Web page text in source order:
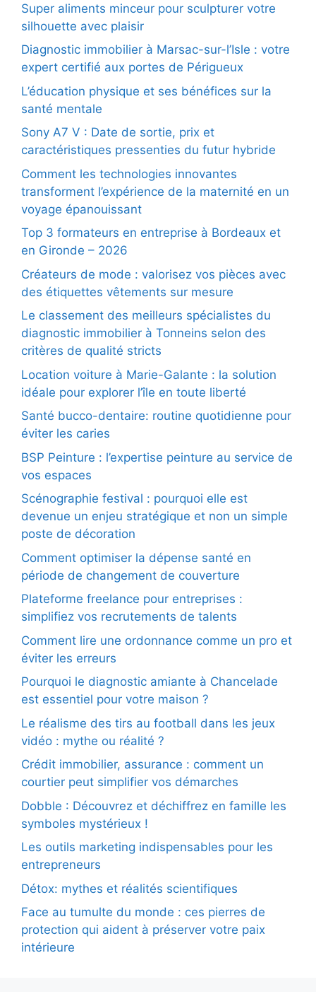
Super aliments minceur pour sculpturer votre
silhouette avec plaisir
Diagnostic immobilier à Marsac-sur-l’Isle : votre
expert certifié aux portes de Périgueux
L’éducation physique et ses bénéfices sur la
santé mentale
Sony A7 V : Date de sortie, prix et
caractéristiques pressenties du futur hybride
Comment les technologies innovantes
transforment l’expérience de la maternité en un
voyage épanouissant
Top 3 formateurs en entreprise à Bordeaux et
en Gironde – 2026
Créateurs de mode : valorisez vos pièces avec
des étiquettes vêtements sur mesure
Le classement des meilleurs spécialistes du
diagnostic immobilier à Tonneins selon des
critères de qualité stricts
Location voiture à Marie-Galante : la solution
idéale pour explorer l’île en toute liberté
Santé bucco-dentaire: routine quotidienne pour
éviter les caries
BSP Peinture : l’expertise peinture au service de
vos espaces
Scénographie festival : pourquoi elle est
devenue un enjeu stratégique et non un simple
poste de décoration
Comment optimiser la dépense santé en
période de changement de couverture
Plateforme freelance pour entreprises :
simplifiez vos recrutements de talents
Comment lire une ordonnance comme un pro et
éviter les erreurs
Pourquoi le diagnostic amiante à Chancelade
est essentiel pour votre maison ?
Le réalisme des tirs au football dans les jeux
vidéo : mythe ou réalité ?
Crédit immobilier, assurance : comment un
courtier peut simplifier vos démarches
Dobble : Découvrez et déchiffrez en famille les
symboles mystérieux !
Les outils marketing indispensables pour les
entrepreneurs
Détox: mythes et réalités scientifiques
Face au tumulte du monde : ces pierres de
protection qui aident à préserver votre paix
intérieure